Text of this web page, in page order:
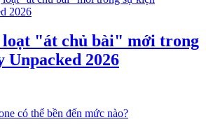
loạt "át chủ bài" mới trong
Unpacked 2026